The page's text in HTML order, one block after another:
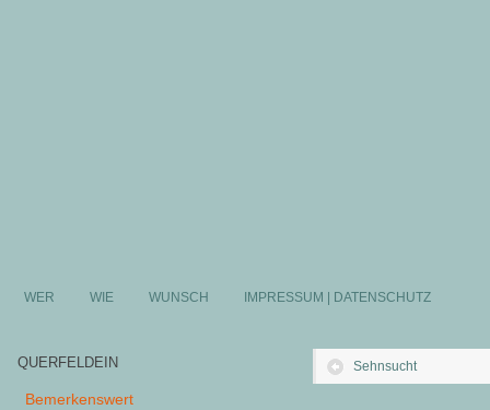
WER WIE WUNSCH IMPRESSUM | DATENSCHUTZ
Sehnsucht
QUERFELDEIN
Bemerkenswert